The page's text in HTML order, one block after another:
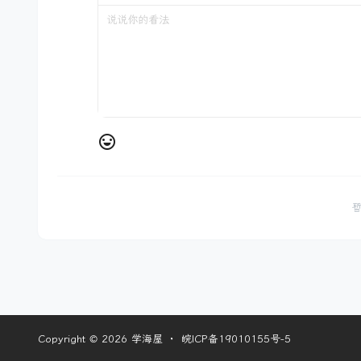
Copyright © 2026 学海屋 ・ 皖ICP备19010155号-5